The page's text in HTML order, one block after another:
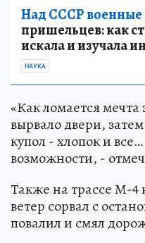
Над СССР военные
пришельцев: как
искала и изучала
НАУКА
«Как ломается мечта
вырвало двери,
купол - хлопок и
возможности, -
Также на трассе М-4
ветер сорвал с
повалил и смял